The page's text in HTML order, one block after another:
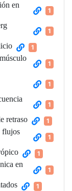
en
1
1
1
1
1
1
retraso 1
flujos
1
1
en
1
1